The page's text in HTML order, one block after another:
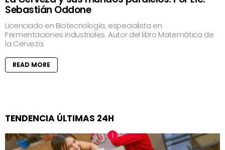
Sebastián Oddone
Licenciado en Biotecnología, especialista en
Fermentaciones Industriales. Autor del libro Matemática de
la Cerveza.
READ MORE
TENDENCIA ÚLTIMAS 24H